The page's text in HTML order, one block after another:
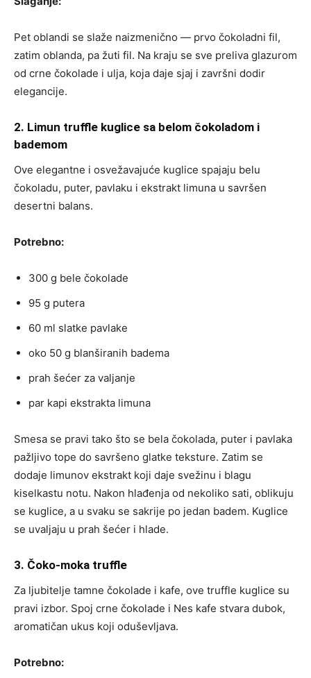
Pet oblandi se slaže naizmenično — prvo čokoladni fil,
zatim oblanda, pa žuti fil. Na kraju se sve preliva glazurom
od crne čokolade i ulja, koja daje sjaj i završni dodir
elegancije.
2. Limun truffle kuglice sa belom čokoladom i
bademom
Ove elegantne i osvežavajuće kuglice spajaju belu
čokoladu, puter, pavlaku i ekstrakt limuna u savršen
desertni balans.
Potrebno:
300 g bele čokolade
95 g putera
60 ml slatke pavlake
oko 50 g blanširanih badema
prah šećer za valjanje
par kapi ekstrakta limuna
Smesa se pravi tako što se bela čokolada, puter i pavlaka
pažljivo tope do savršeno glatke teksture. Zatim se
dodaje limunov ekstrakt koji daje svežinu i blagu
kiselkastu notu. Nakon hlađenja od nekoliko sati, oblikuju
se kuglice, a u svaku se sakrije po jedan badem. Kuglice
se uvaljaju u prah šećer i hlade.
3. Čoko-moka truffle
Za ljubitelje tamne čokolade i kafe, ove truffle kuglice su
pravi izbor. Spoj crne čokolade i Nes kafe stvara dubok,
aromatičan ukus koji oduševljava.
Potrebno: